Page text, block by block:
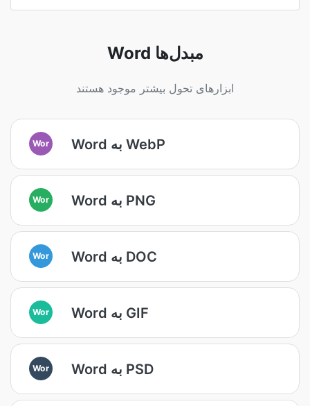
Word مبدل‌ها
ابزارهای تحول بیشتر موجود هستند
Wor Word به WebP
Wor Word به PNG
Wor Word به DOC
Wor Word به GIF
Wor Word به PSD